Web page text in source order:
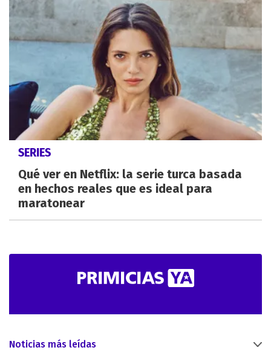
SERIES
Qué ver en Netflix: la serie turca basada
en hechos reales que es ideal para
maratonear
Noticias más leídas